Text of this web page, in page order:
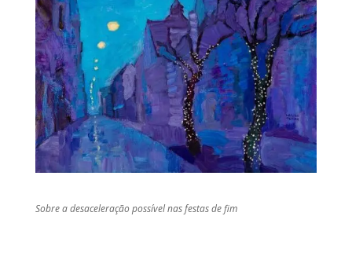
Sobre a desaceleração possível nas festas de fim